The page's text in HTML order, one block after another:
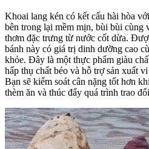
Khoai lang kén có kết cấu hài hòa
bên trong lại mềm mịn, bùi bùi cùng
thơm đặc trưng từ nước cốt dừa.
bánh này có giá trị dinh dưỡng cao
khỏe. Đây là một thực phẩm giàu
hấp thụ chất béo và hỗ trợ sản xuất
Bạn sẽ kiểm soát cân nặng tốt hơn
thèm ăn và thúc đẩy quá trình trao